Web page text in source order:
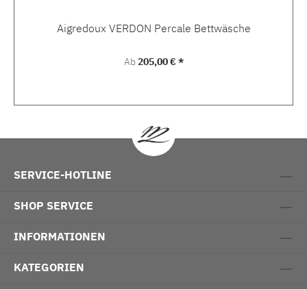
Aigredoux VERDON Percale Bettwäsche
Regulärer Preis:
Ab205,00 € *
SERVICE-HOTLINE
SHOP SERVICE
INFORMATIONEN
KATEGORIEN